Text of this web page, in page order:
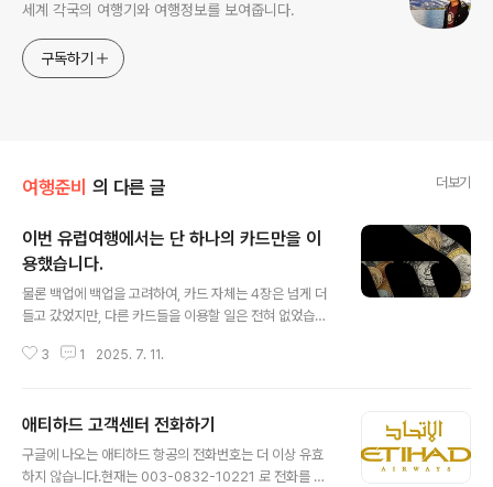
세계 각국의 여행기와 여행정보를 보여줍니다.
구독하기
여행준비 의 다른 글 더보기
이번 유럽여행에서는 단 하나의 카드만을 이
용했습니다.
물론 백업에 백업을 고려하여, 카드 자체는 4장은 넘게 더
들고 갔었지만, 다른 카드들을 이용할 일은 전혀 없었습니
챙기고...VISA랑 마스터 카드를 같이 들고 다니는데, 혹시
용한 것은 밀리언달러 하나카드 입니다. 밀리언달러 하나
카드 - 나무위키 밀리언달러 하나카드해외에서 달러(US
D)로 결제되는 해외사용 필수템! 밀리언달러 하나카드 는
3 1 2025. 7. 11.
애티하드 고객센터 전화하기
구글에 나오는 애티하드 항공의 전화번호는 더 이상 유효
하지 않습니다.현재는 003-0832-10221 로 전화를 걸